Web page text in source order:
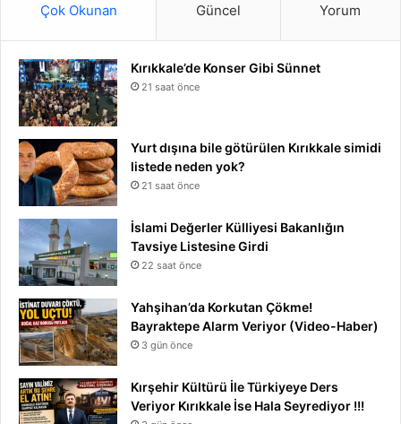
Çok Okunan Güncel Yorum
Kırıkkale’de Konser Gibi Sünnet
21 saat önce
Yurt dışına bile götürülen Kırıkkale simidi
listede neden yok?
21 saat önce
İslami Değerler Külliyesi Bakanlığın
Tavsiye Listesine Girdi
22 saat önce
Yahşihan’da Korkutan Çökme!
Bayraktepe Alarm Veriyor (Video-Haber)
3 gün önce
Kırşehir Kültürü İle Türkiyeye Ders
Veriyor Kırıkkale İse Hala Seyrediyor !!!